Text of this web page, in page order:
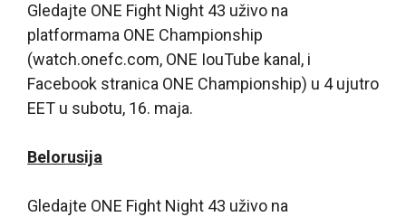
Gledajte ONE Fight Night 43 uživo na
platformama ONE Championship
(watch.onefc.com, ONE IouTube kanal, i
Facebook stranica ONE Championship) u 4 ujutro
EET u subotu, 16. maja.
Belorusija
Gledajte ONE Fight Night 43 uživo na